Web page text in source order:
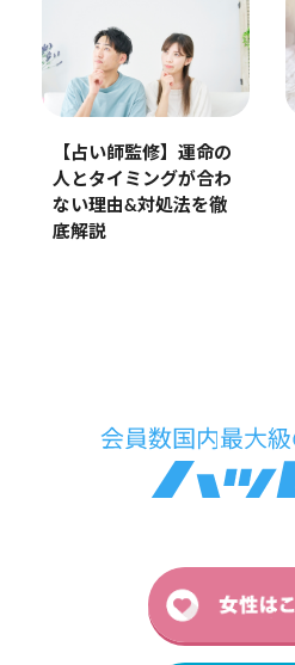
【占い師監修】運命の
人とタイミングが合わ
ない理由&対処法を徹
底解説